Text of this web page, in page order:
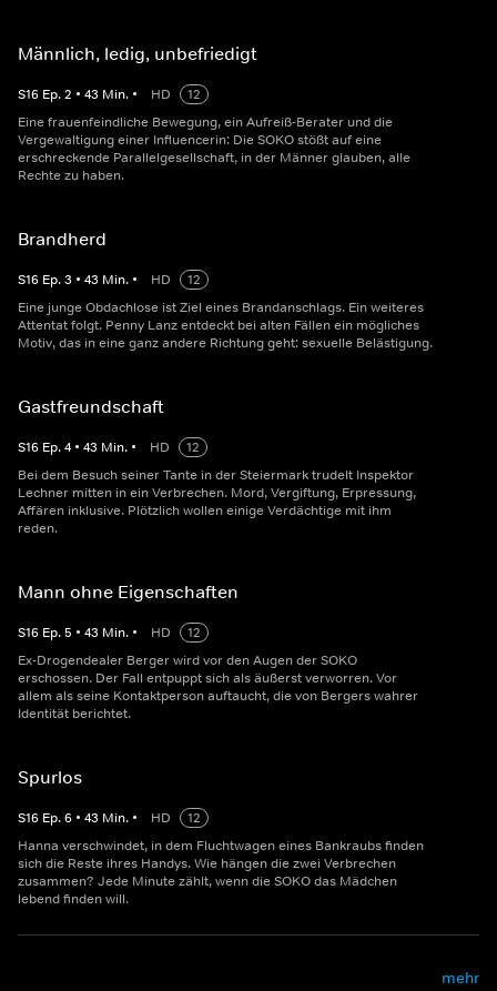
Männlich, ledig, unbefriedigt
S16 Ep.2 • 43 Min. • HD
12
Eine frauenfeindliche Bewegung, ein Aufreiß-Berater und die
Vergewaltigung einer Influencerin: Die SOKO stößt auf eine
erschreckende Parallelgesellschaft, in der Männer glauben, alle
Rechte zu haben.
Brandherd
S16 Ep.3 • 43 Min. • HD
12
Eine junge Obdachlose ist Ziel eines Brandanschlags. Ein weiteres
Attentat folgt. Penny Lanz entdeckt bei alten Fällen ein mögliches
Motiv, das in eine ganz andere Richtung geht: sexuelle Belästigung.
Gastfreundschaft
S16 Ep.4 • 43 Min. • HD
12
Bei dem Besuch seiner Tante in der Steiermark trudelt Inspektor
Lechner mitten in ein Verbrechen. Mord, Vergiftung, Erpressung,
Affären inklusive. Plötzlich wollen einige Verdächtige mit ihm
reden.
Mann ohne Eigenschaften
S16 Ep.5 • 43 Min. • HD
12
Ex-Drogendealer Berger wird vor den Augen der SOKO
erschossen. Der Fall entpuppt sich als äußerst verworren. Vor
allem als seine Kontaktperson auftaucht, die von Bergers wahrer
Identität berichtet.
Spurlos
S16 Ep.6 • 43 Min. • HD
12
Hanna verschwindet, in dem Fluchtwagen eines Bankraubs finden
sich die Reste ihres Handys. Wie hängen die zwei Verbrechen
zusammen? Jede Minute zählt, wenn die SOKO das Mädchen
lebend finden will.
mehr